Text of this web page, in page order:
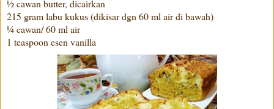
½ cawan butter, dicairkan
215 gram labu kukus (dikisar dgn 60 ml air di bawah)
¼ cawan/ 60 ml air
1 teaspoon esen vanilla